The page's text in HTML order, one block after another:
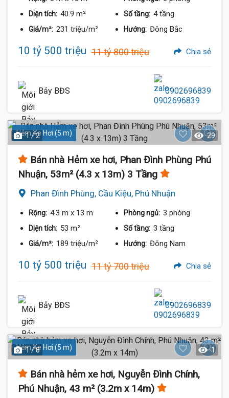
Diện tích: 40.9 m² Số tầng: 4 tầng
Giá/m²: 231 triệu/m² Hướng: Đông Bắc
10 tỷ 500 triệu 11 tỷ 800 triệu Chia sẻ
Bảy BĐS 0902696839
Hẻm Xe Hơi (5 m)
1 / 2 29
Bán nhà Hẻm xe hơi, Phan Đình Phùng Phú
Nhuận, 53m² (4.3 x 13m) 3 Tầng
Phan Đình Phùng, Cầu Kiệu, Phú Nhuận
Rộng: 4.3 m x 13 m Phòng ngủ: 3 phòng
Diện tích: 53 m² Số tầng: 3 tầng
Giá/m²: 189 triệu/m² Hướng: Đông Nam
10 tỷ 500 triệu 11 tỷ 700 triệu Chia sẻ
Bảy BĐS 0902696839
Hẻm Xe Hơi (5 m)
1 / 8 1
Bán nhà hẻm xe hơi, Nguyễn Đình Chính,
Phú Nhuận, 43 m² (3.2m x 14m)